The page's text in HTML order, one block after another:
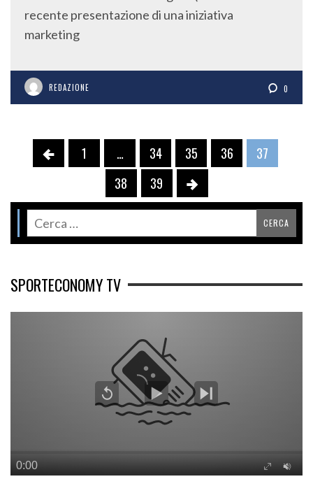
recente presentazione di una iniziativa
marketing
REDAZIONE 0
1 … 34 35 36
37
38
39
SPORTECONOMY TV